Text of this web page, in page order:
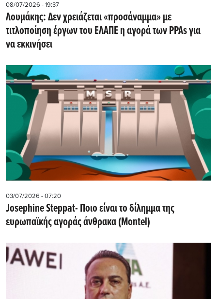
08/07/2026 - 19:37
Λουμάκης: Δεν χρειάζεται «προσάναμμα» με
τιτλοποίηση έργων του ΕΛΑΠΕ η αγορά των PPAs για
να εκκινήσει
03/07/2026 - 07:20
Josephine Steppat- Ποιο είναι το δίλημμα της
ευρωπαϊκής αγοράς άνθρακα (Montel)